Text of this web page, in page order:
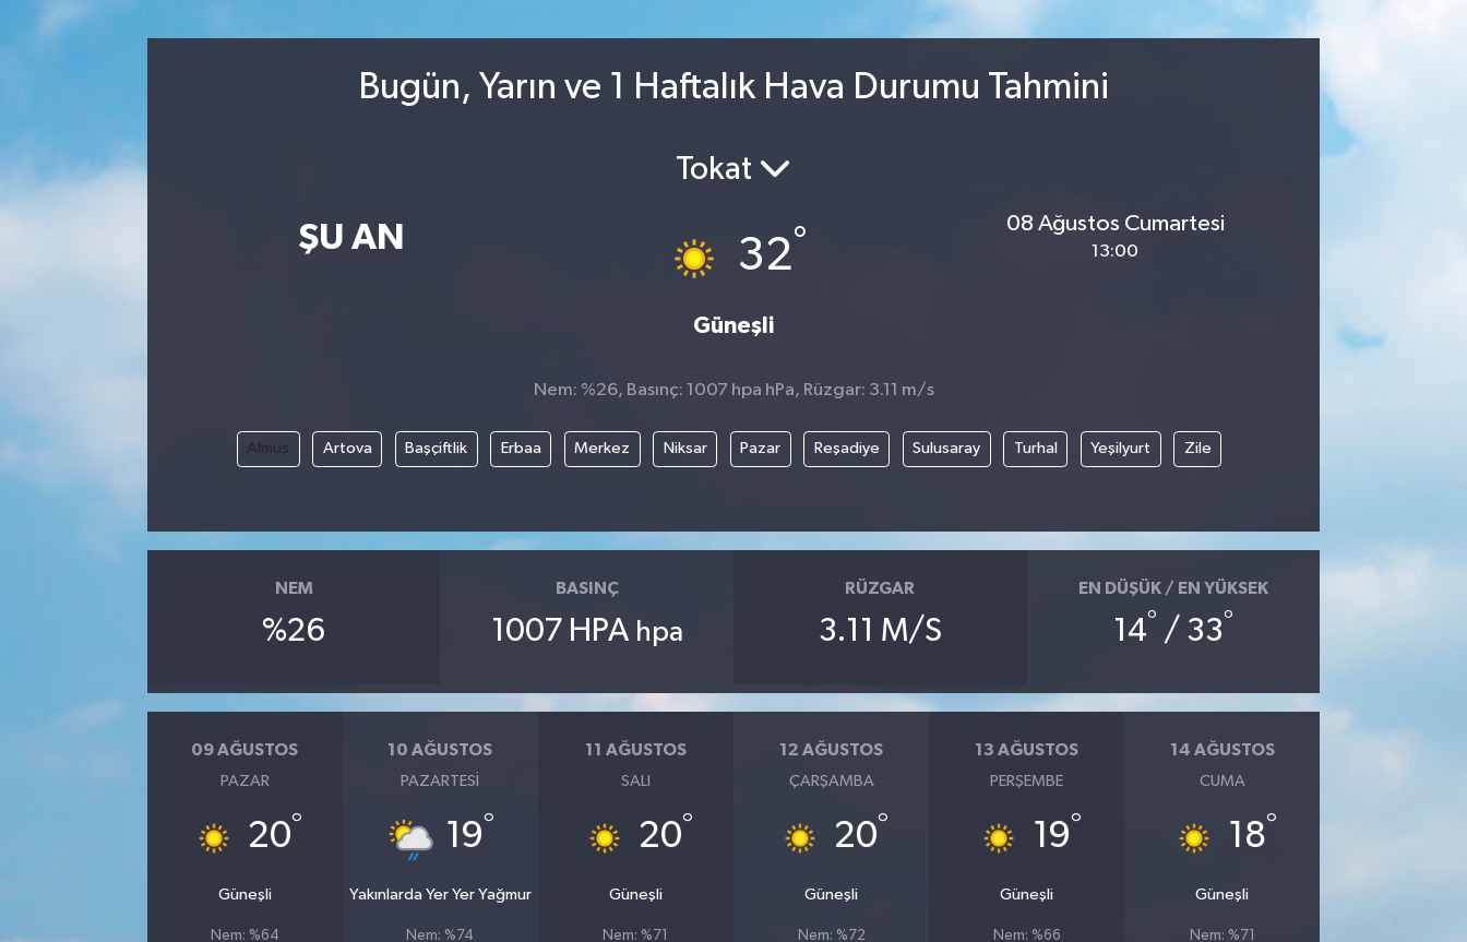
Bugün, Yarın ve 1 Haftalık Hava Durumu Tahmini
ŞU AN
Tokat
32°
Güneşli
08 Ağustos Cumartesi
13:00
Nem: %26, Basınç: 1007 hpa hPa, Rüzgar: 3.11 m/s
Almus Artova Başçiftlik Erbaa Merkez Niksar Pazar Reşadiye Sulusaray Turhal Yeşilyurt Zile
NEM
%26
BASINÇ
1007 HPA hpa
RÜZGAR
3.11 M/S
EN DÜŞÜK / EN YÜKSEK
14° / 33°
09 AĞUSTOS
PAZAR
20°
Güneşli
Nem: %64
10 AĞUSTOS
PAZARTESI
19°
Yakınlarda Yer Yer Yağmur
Nem: %74
11 AĞUSTOS
SALI
20°
Güneşli
Nem: %71
12 AĞUSTOS
ÇARŞAMBA
20°
Güneşli
Nem: %72
13 AĞUSTOS
PERŞEMBE
19°
Güneşli
Nem: %66
14 AĞUSTOS
CUMA
18°
Güneşli
Nem: %71
RESMİ İLANLAR